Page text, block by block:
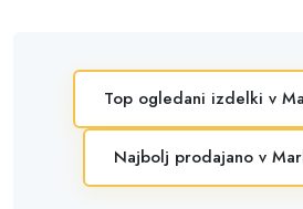
Top ogledani izdelki v
Najbolj prodajano v